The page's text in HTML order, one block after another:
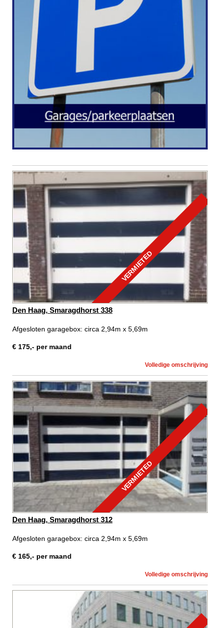
VERMIETED
Den Haag, Smaragdhorst 338
Afgesloten garagebox: circa 2,94m x 5,69m
€ 175,- per maand
Volledige omschrijving
VERMIETED
Den Haag, Smaragdhorst 312
Afgesloten garagebox: circa 2,94m x 5,69m
€ 165,- per maand
Volledige omschrijving